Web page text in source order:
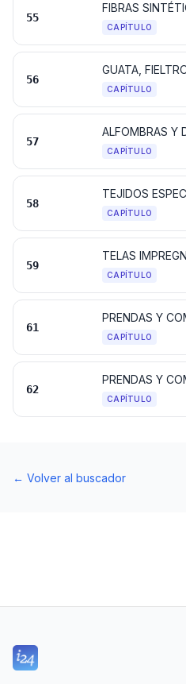
55
CAPÍTULO
56
CAPÍTULO
57
CAPÍTULO
58
CAPÍTULO
59
CAPÍTULO
61
CAPÍTULO
62
CAPÍTULO
← Volver al buscador